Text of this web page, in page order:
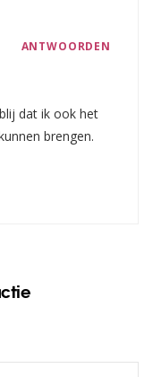
ANTWOORDEN
dat ik ook het
brengen.